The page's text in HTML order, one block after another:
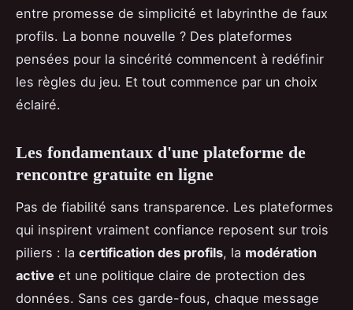
entre promesse de simplicité et labyrinthe de faux
profils. La bonne nouvelle ? Des plateformes
pensées pour la sincérité commencent à redéfinir
les règles du jeu. Et tout commence par un choix
éclairé.
Les fondamentaux d'une plateforme de
rencontre gratuite en ligne
Pas de fiabilité sans transparence. Les plateformes
qui inspirent vraiment confiance reposent sur trois
piliers : la certification des profils, la modération
active et une politique claire de protection des
données. Sans ces garde-fous, chaque message